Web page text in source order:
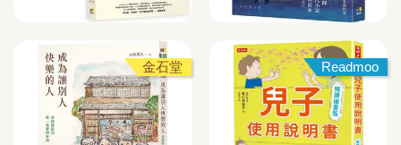
金石堂 Readmoo